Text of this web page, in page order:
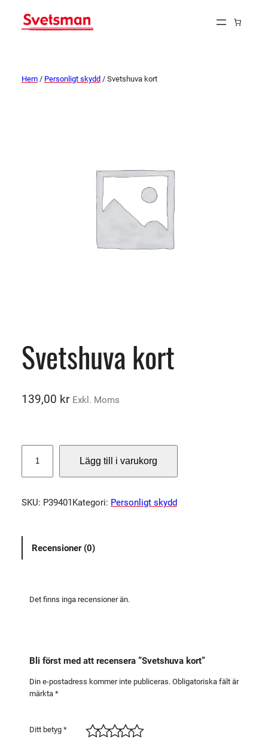
Hem / Personligt skydd / Svetshuva kort
Svetshuva kort
139,00 kr Exkl. Moms
e
s
u
Lägg till i varukorg
SKU: P39401 Kategori: Personligt skydd
Recensioner (0)
Det finns inga recensioner än.
Bli först med att recensera ”Svetshuva kort”
Din e-postadress kommer inte publiceras. Obligatoriska fält är
märkta *
Ditt betyg *